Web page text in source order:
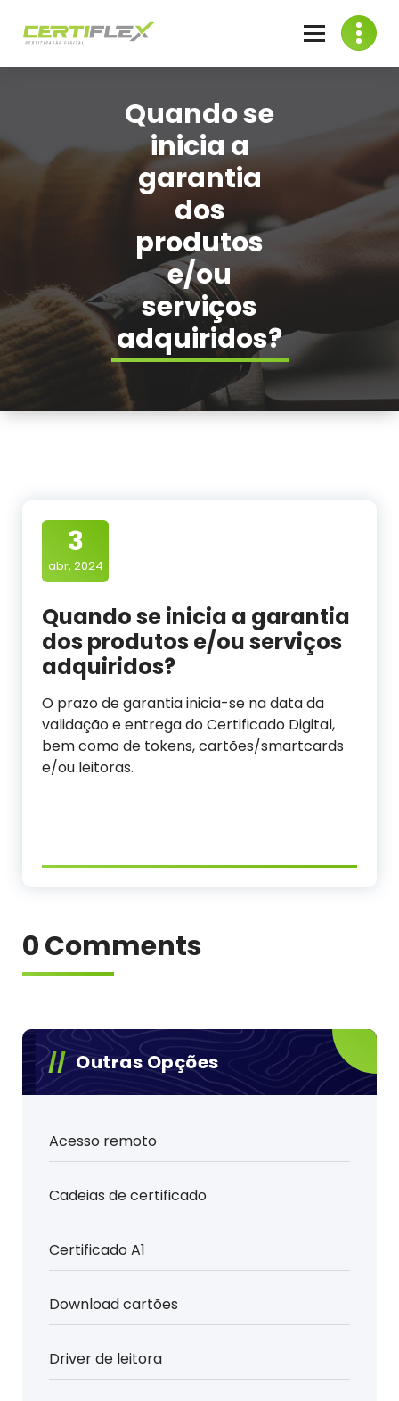
Quando se
inicia a
garantia
dos
produtos
e/ou
serviços
adquiridos?
3
abr, 2024
Quando se inicia a garantia
dos produtos e/ou serviços
adquiridos?
O prazo de garantia inicia-se na data da
validação e entrega do Certificado Digital,
bem como de tokens, cartões/smartcards
e/ou leitoras.
0 Comments
Outras Opções
Acesso remoto
Cadeias de certificado
Certificado A1
Download cartões
Driver de leitora